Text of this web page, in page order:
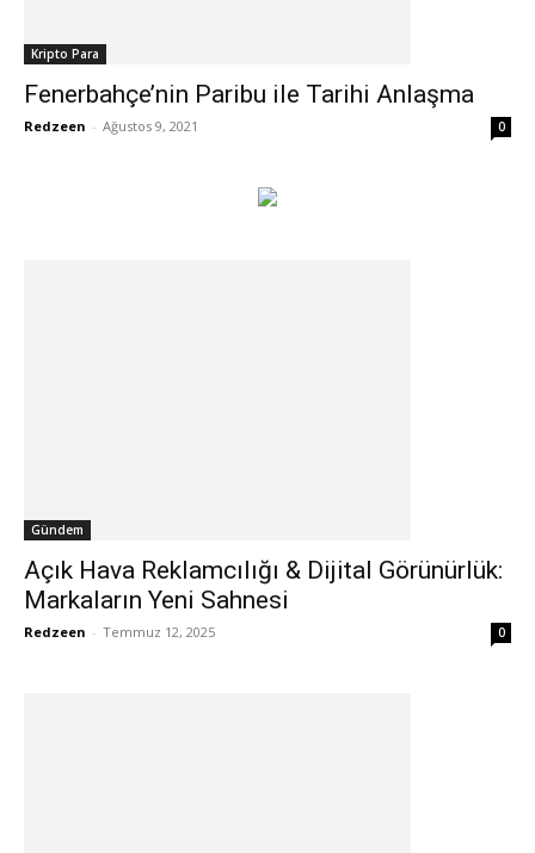
Kripto Para
Fenerbahçe’nin Paribu ile Tarihi Anlaşma
Redzeen - Ağustos 9, 2021 0
Gündem
Açık Hava Reklamcılığı & Dijital Görünürlük:
Markaların Yeni Sahnesi
Redzeen - Temmuz 12, 2025 0